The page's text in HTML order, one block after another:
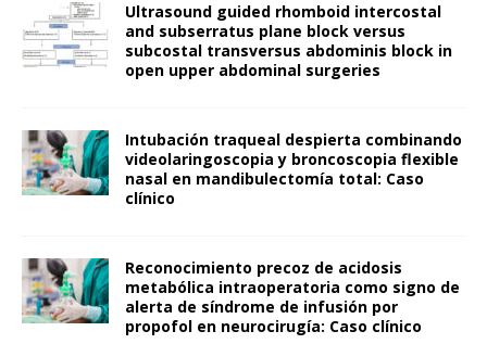
Ultrasound guided rhomboid intercostal
and subserratus plane block versus
subcostal transversus abdominis block in
open upper abdominal surgeries
Intubación traqueal despierta combinando
videolaringoscopia y broncoscopia flexible
nasal en mandibulectomía total: Caso
clínico
Reconocimiento precoz de acidosis
metabólica intraoperatoria como signo de
alerta de síndrome de infusión por
propofol en neurocirugía: Caso clínico